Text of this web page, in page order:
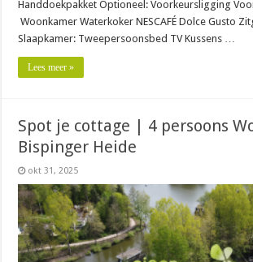
Handdoekpakket Optioneel: Voorkeursligging
Woonkamer Waterkoker NESCAFÉ Dolce Gusto
Slaapkamer: Tweepersoonsbed TV Kussens …
Lees meer »
Spot je cottage | 4 persoons
Bispinger Heide
okt 31, 2025